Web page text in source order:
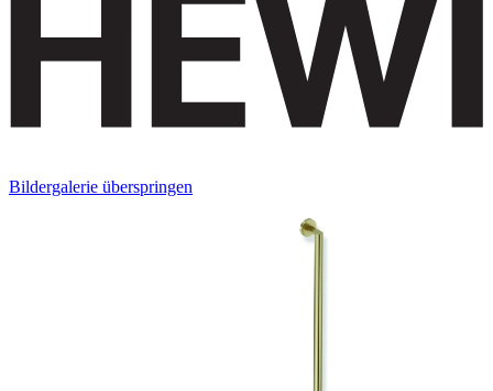
Bildergalerie überspringen